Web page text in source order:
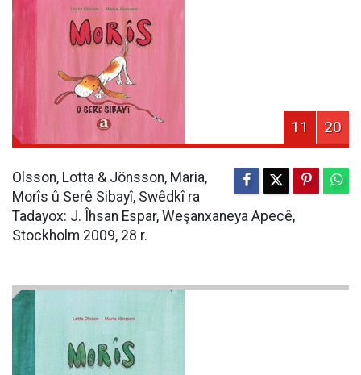
11 20
Olsson, Lotta & Jönsson, Maria,
Morîs û Serê Sibayî, Swêdkî ra
Tadayox: J. Îhsan Espar, Weşanxaneya Apecê,
Stockholm 2009, 28 r.